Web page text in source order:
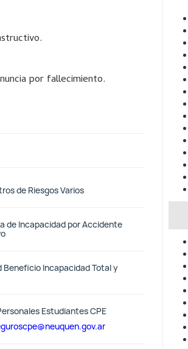
por fallecimiento.
de Riesgos Varios
de Incapacidad por Accidente
Beneficio Incapacidad Total y
Estudiantes CPE